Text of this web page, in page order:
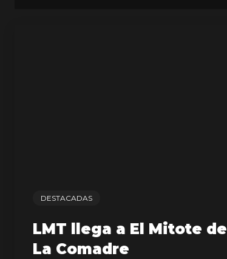
DESTACADAS
LMT llega a El Mitote de
La Comadre